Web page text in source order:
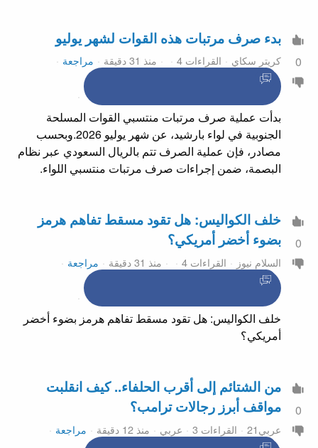
0
بدء صرف مرتبات هذه القوات لشهر يوليو
كريتر سكاي القراءات 4 منذ 31 دقيقة مراجعة
بدأت عملية صرف مرتبات منتسبي القوات المسلحة
الجنوبية في لواء بارشيد، عن شهر يوليو 2026.وبحسب
مصادر، فإن عملية الصرف تتم بالريال السعودي عبر نظام
البصمة، ضمن إجراءات صرف مرتبات منتسبي اللواء.
0
خلف الكواليس: هل تقود مسقط تفاهم هرمز
بضوء أخضر أمريكي؟
السلام نيوز القراءات 4 منذ 31 دقيقة مراجعة
خلف الكواليس: هل تقود مسقط تفاهم هرمز بضوء أخضر
أمريكي؟
0
من الشتائم إلى أقرب الحلفاء.. كيف انقلبت
مواقف أبرز رجالات ترامب؟
عربي21 القراءات 3 عربي منذ 12 دقيقة مراجعة